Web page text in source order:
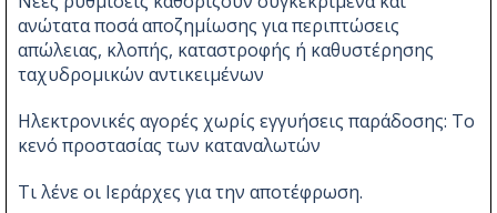
ανώτατα ποσά αποζημίωσης για περιπτώσεις
απώλειας, κλοπής, καταστροφής ή καθυστέρησης
ταχυδρομικών αντικειμένων
Ηλεκτρονικές αγορές χωρίς εγγυήσεις παράδοσης: Το
κενό προστασίας των καταναλωτών
Τι λένε οι Ιεράρχες για την αποτέφρωση.